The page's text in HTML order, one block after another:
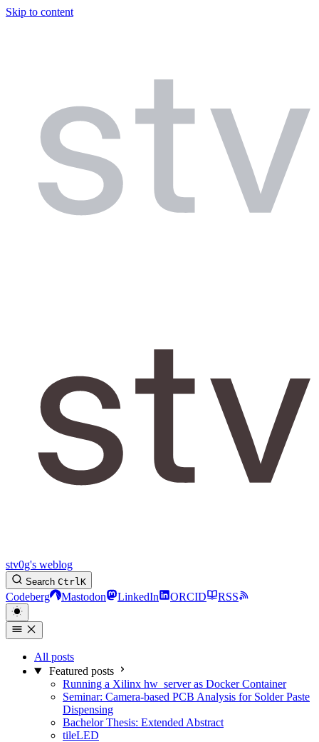
Skip to content
stv0g's weblog
Search CtrlK
Codeberg Mastodon LinkedIn ORCID RSS
All posts
Featured posts
Running a Xilinx hw_server as Docker Container
Seminar: Camera-based PCB Analysis for Solder Paste
Dispensing
Bachelor Thesis: Extended Abstract
tileLED